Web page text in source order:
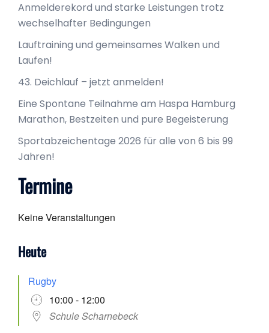
Anmelderekord und starke Leistungen trotz
wechselhafter Bedingungen
Lauftraining und gemeinsames Walken und
Laufen!
43. Deichlauf – jetzt anmelden!
Eine Spontane Teilnahme am Haspa Hamburg
Marathon, Bestzeiten und pure Begeisterung
Sportabzeichentage 2026 für alle von 6 bis 99
Jahren!
Termine
Keine Veranstaltungen
Heute
Rugby
10:00 - 12:00
Schule Scharnebeck